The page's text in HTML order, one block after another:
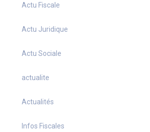
Actu Fiscale
Actu Juridique
Actu Sociale
actualite
Actualités
Infos Fiscales